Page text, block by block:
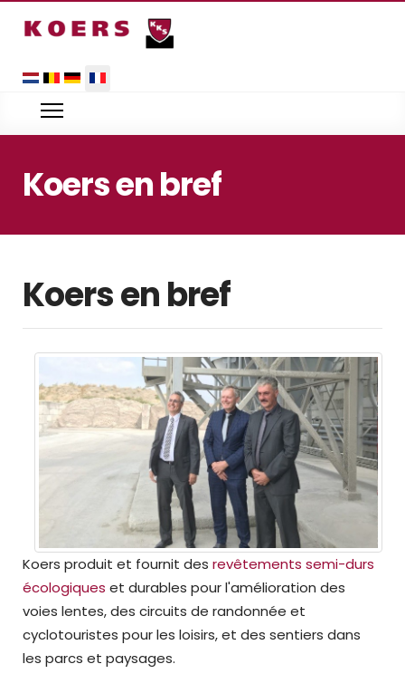
Sélectionnez votre langue
Koers en bref
Koers en bref
Koers produit et fournit des revêtements semi-durs
écologiques et durables pour l'amélioration des
voies lentes, des circuits de randonnée et
cyclotouristes pour les loisirs, et des sentiers dans
les parcs et paysages.